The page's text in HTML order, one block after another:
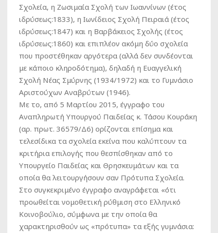
Σχολεία, η Ζωσιμαία Σχολή των Ιωαννίνων (έτος
ιδρύσεως:1833), η Ιωνίδειος Σχολή Πειραιά (έτος
ιδρύσεως:1847) και η Βαρβάκειος Σχολής (έτος
ιδρύσεως:1860) και επιπλέον ακόμη δύο σχολεία
που προστέθηκαν αργότερα (αλλά δεν συνδέονται
με κάποιο κληροδότημα), δηλαδή η Ευαγγελική
Σχολή Νέας Σμύρνης (1934/1972) και το Γυμνάσιο
Αριστούχων Αναβρύτων (1946).
Με το, από 5 Μαρτίου 2015, έγγραφο του
Αναπληρωτή Υπουργού Παιδείας κ. Τάσου Κουράκη
(αρ. πρωτ. 36579/Δ6) ορίζονται επίσημα και
τελεσίδικα τα σχολεία εκείνα που καλύπτουν τα
κριτήρια επιλογής που θεσπίσθηκαν από το
Υπουργείο Παιδείας και Θρησκευμάτων και τα
οποία θα λειτουργήσουν σαν Πρότυπα Σχολεία.
Στο συγκεκριμένο έγγραφο αναγράφεται «ότι
προωθείται νομοθετική ρύθμιση στο Ελληνικό
Κοινοβούλιο, σύμφωνα με την οποία θα
χαρακτηρισθούν ως «πρότυπα» τα εξής γυμνάσια: